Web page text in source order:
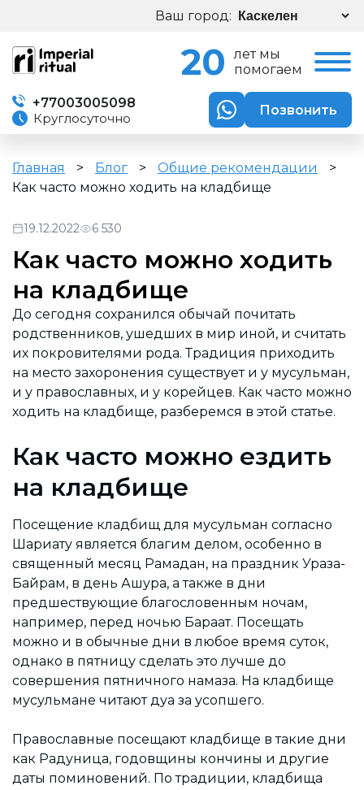
Ваш город:
20
лет мы
помогаем
+77003005098
Круглосуточно
Позвонить
Главная > Блог > Общие рекомендации
>
Как часто можно ходить на кладбище
19.12.2022 6 530
Как часто можно ходить
на кладбище
До сегодня сохранился обычай почитать
родственников, ушедших в мир иной, и считать
их покровителями рода. Традиция приходить
на место захоронения существует и у мусульман,
и у православных, и у корейцев. Как часто можно
ходить на кладбище, разберемся в этой статье.
Как часто можно ездить
на кладбище
Посещение кладбищ для мусульман согласно
Шариату является благим делом, особенно в
священный месяц Рамадан, на праздник Ураза-
Байрам, в день Ашура, а также в дни
предшествующие благословенным ночам,
например, перед ночью Бараат. Посещать
можно и в обычные дни в любое время суток,
однако в пятницу сделать это лучше до
совершения пятничного намаза. На кладбище
мусульмане читают дуа за усопшего.
Православные посещают кладбище в такие дни
как Радуница, годовщины кончины и другие
даты поминовений. По традиции, кладбища